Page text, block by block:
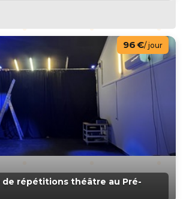
de répétitions théâtre au Pré-
96 €/ jour